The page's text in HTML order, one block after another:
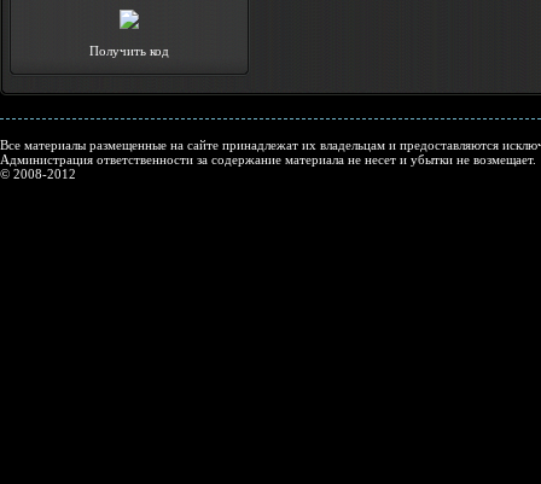
Получить код
Все материалы размещенные на сайте принадлежат их владельцам и предоставляются
Администрация ответственности за содержание материала не несет и убытки не возмещает.
© 2008-2012